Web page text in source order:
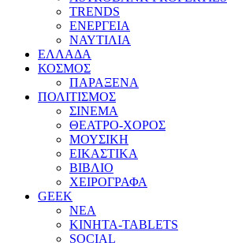
TRENDS
ΕΝΕΡΓΕΙΑ
ΝΑΥΤΙΛΙΑ
ΕΛΛΑΔΑ
ΚΟΣΜΟΣ
ΠΑΡΑΞΕΝΑ
ΠΟΛΙΤΙΣΜΟΣ
ΣΙΝΕΜΑ
ΘΕΑΤΡΟ-ΧΟΡΟΣ
ΜΟΥΣΙΚΗ
ΕΙΚΑΣΤΙΚΑ
ΒΙΒΛΙΟ
ΧΕΙΡΟΓΡΑΦΑ
GEEK
ΝΕΑ
ΚΙΝΗΤΑ-TABLETS
SOCIAL